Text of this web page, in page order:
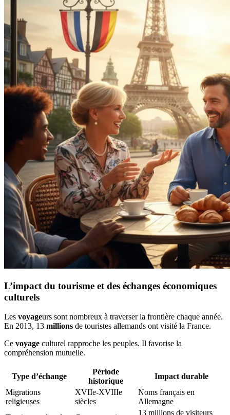
L’impact du tourisme et des échanges économiques
culturels
Les voyageurs sont nombreux à traverser la frontière chaque année.
En 2013, 13 millions de touristes allemands ont visité la France.
Ce voyage culturel rapproche les peuples. Il favorise la
compréhension mutuelle.
Type d’échange
Période
historique
Impact durable
Migrations
religieuses
XVIIe-XVIIIe
siècles
Noms français en
Allemagne
13 millions de visiteurs